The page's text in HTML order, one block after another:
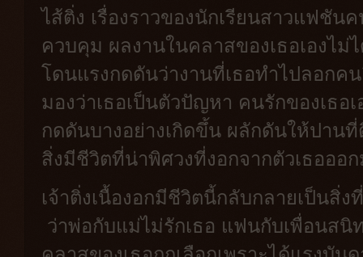
ไส้ติ่ง เรื่องราวของนักเรียนสาวแฟชั
ควบคุม ผลงานในคลาสของเธอเองไม่
โดนแรงกดดันว่างานที่เธอทำไปลอกค
มองว่าเธอเป็นตัวปัญหา คนรักของเธอ
กดดันบางอย่างเกิดขึ้น ผลักดันให้ปาน
สิ่งมีชีวิตที่น่าพิศวงที่งอกจากตัวเธอออ
เจ้าติ่งเนื้องอกมีชีวิตนี้กลับกลายเป็นสิ่ง
ว่าพ่อกับแม่ไม่รักเธอ แฟนกับเพื่อนสนิ